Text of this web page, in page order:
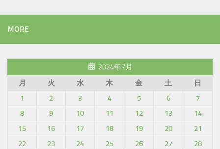
MORE
2024年7月
月
火 水 木 金 土
日
1
2 3 4 5 6
7
8
9 10 11 12 13
14
15
16 17 18 19 20
21
22
23 24 25 26 27
28